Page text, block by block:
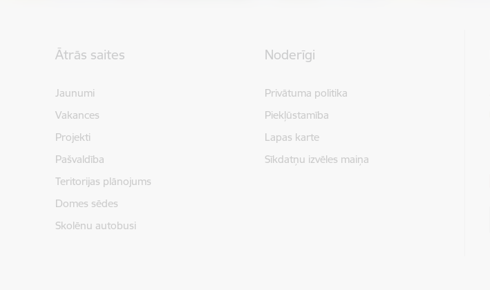
Ātrās saites
Jaunumi
Vakances
Projekti
Pašvaldība
Teritorijas plānojums
Domes sēdes
Skolēnu autobusi
Noderīgi
Privātuma politika
Piekļūstamība
Lapas karte
Sīkdatņu izvēles maiņa